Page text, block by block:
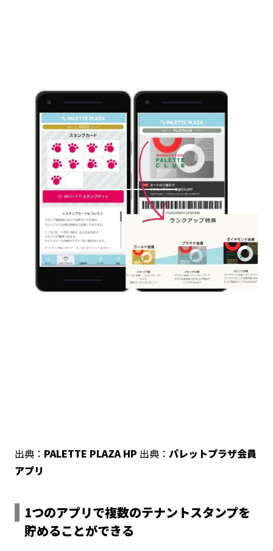
出典： PALETTE PLAZA HP 出典： パレットプラザ会員
アプリ
1つのアプリで複数のテナントスタンプを
貯めることができる